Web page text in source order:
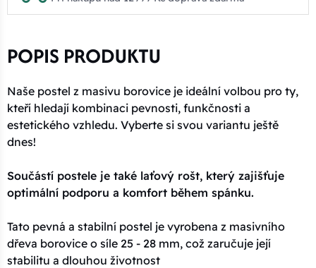
POPIS PRODUKTU
Naše postel z masivu borovice je ideální volbou pro ty,
kteří hledají kombinaci pevnosti, funkčnosti a
estetického vzhledu. Vyberte si svou variantu ještě
dnes!
Součástí postele je také laťový rošt, který zajišťuje
optimální podporu a komfort během spánku.
Tato pevná a stabilní postel je vyrobena z masivního
dřeva borovice o síle 25 - 28 mm, což zaručuje její
stabilitu a dlouhou životnost